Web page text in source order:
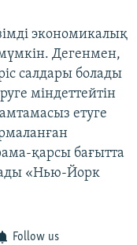
экономикалық
Дегенмен,
салдары болады
міндеттейтін
етуге
қарсы бағытта
«Нью-Йорк
Follow us